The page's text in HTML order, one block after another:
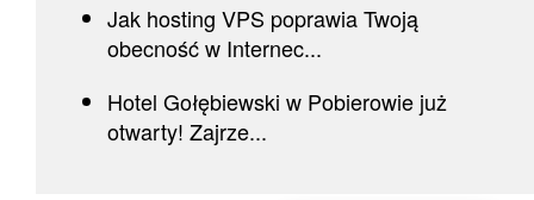
Jak hosting VPS poprawia Twoją
obecność w Internec...
Hotel Gołębiewski w Pobierowie już
otwarty! Zajrze...